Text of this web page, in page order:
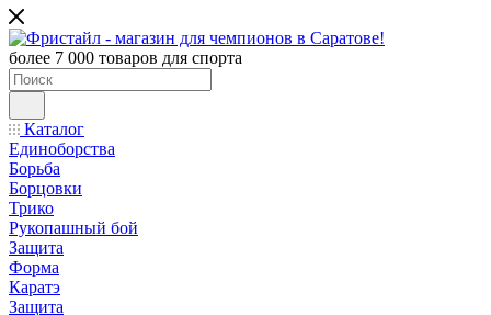
более 7 000 товаров для спорта
Каталог
Единоборства
Борьба
Борцовки
Трико
Рукопашный бой
Защита
Форма
Каратэ
Защита